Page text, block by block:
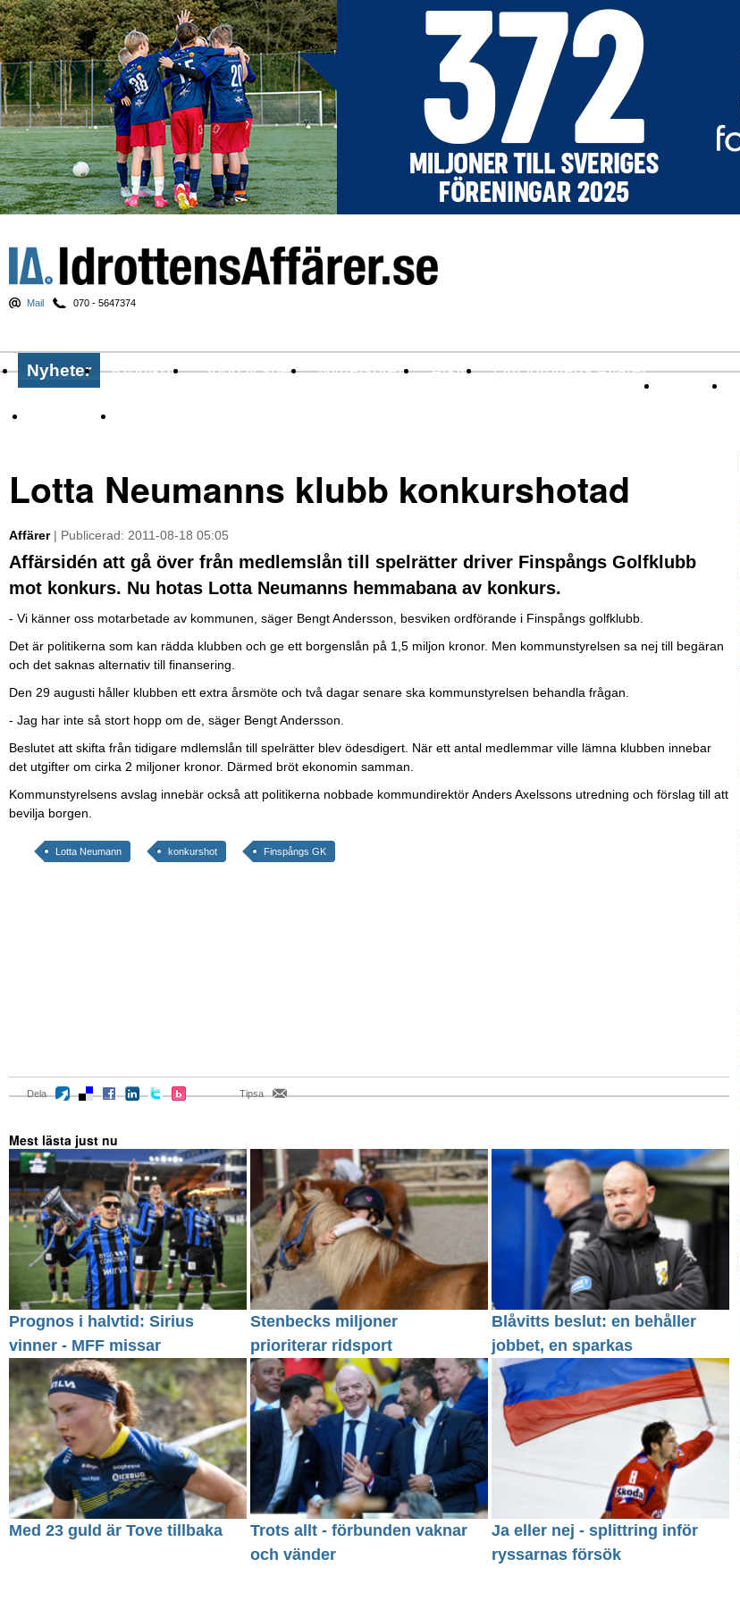
Mail 070 - 5647374
Nyheter Krönikor Sport & spel Nyhetsbrev Arkiv Om Idrottens Affärer
Lotta Neumanns klubb konkurshotad
Affärer| Publicerad: 2011-08-18 05:05
Affärsidén att gå över från medlemslån till spelrätter driver Finspångs Golfklubb
mot konkurs. Nu hotas Lotta Neumanns hemmabana av konkurs.
- Vi känner oss motarbetade av kommunen, säger Bengt Andersson, besviken ordförande i Finspångs golfklubb.
Det är politikerna som kan rädda klubben och ge ett borgenslån på 1,5 miljon kronor. Men kommunstyrelsen sa nej till begäran
och det saknas alternativ till finansering.
Den 29 augusti håller klubben ett extra årsmöte och två dagar senare ska kommunstyrelsen behandla frågan.
- Jag har inte så stort hopp om de, säger Bengt Andersson.
Beslutet att skifta från tidigare mdlemslån till spelrätter blev ödesdigert. När ett antal medlemmar ville lämna klubben innebar
det utgifter om cirka 2 miljoner kronor. Därmed bröt ekonomin samman.
Kommunstyrelsens avslag innebär också att politikerna nobbade kommundirektör Anders Axelssons utredning och förslag till att
bevilja borgen.
Lotta Neumann konkurshot Finspångs GK
Dela Tipsa
Mest lästa just nu
Prognos i halvtid: Sirius
vinner - MFF missar
Stenbecks miljoner
prioriterar ridsport
Blåvitts beslut: en behåller
jobbet, en sparkas
Med 23 guld är Tove tillbaka
Trots allt - förbunden vaknar
och vänder
Ja eller nej - splittring inför
ryssarnas försök